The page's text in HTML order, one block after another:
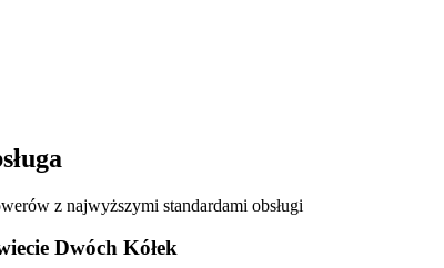
z najwyższymi standardami obsługi
Dwóch Kółek